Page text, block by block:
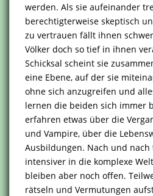
werden. Als sie aufeinander
berechtigterweise skeptisch
zu vertrauen fällt ihnen
Völker doch so tief in ihnen
Schicksal scheint sie
eine Ebene, auf der sie
ohne sich anzugreifen und
lernen die beiden sich immer
erfahren etwas über die
und Vampire, über die
Ausbildungen. Nach und nach
intensiver in die komplexe
bleiben aber noch offen.
rätseln und Vermutungen